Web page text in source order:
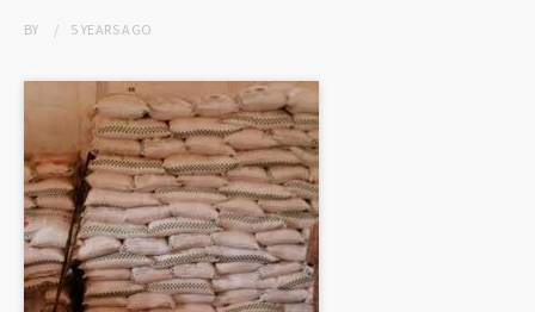
BY 5 YEARSAGO